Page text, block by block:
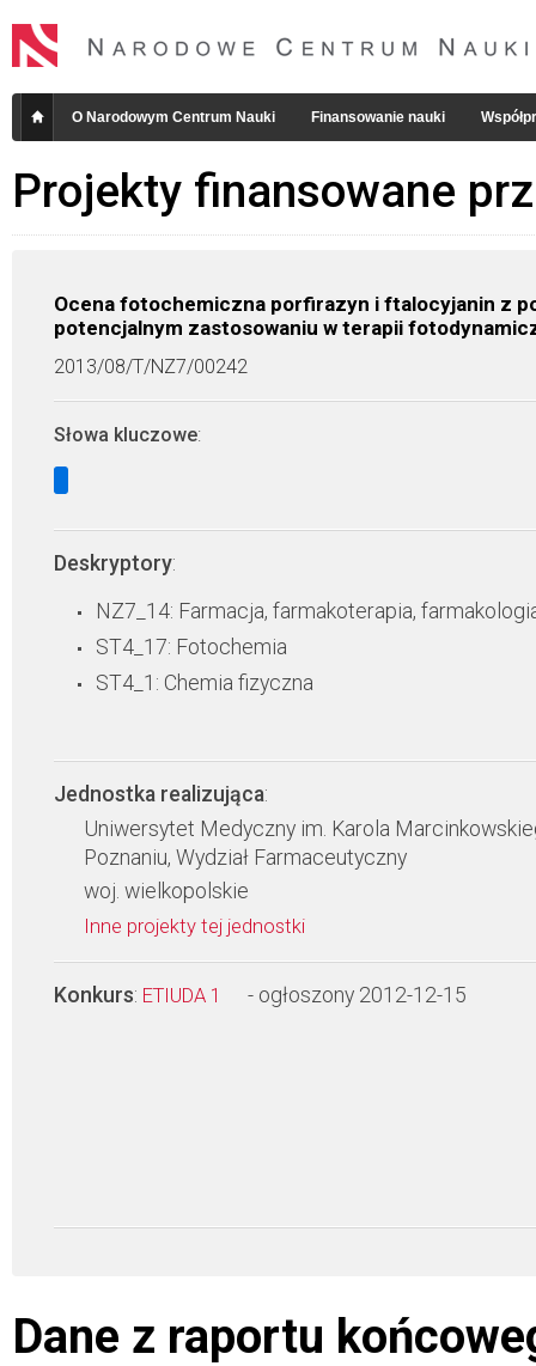
O Narodowym Centrum Nauki Finansowanie nauki
Projekty finansowane
Ocena fotochemiczna porfirazyn i ftalocyjanin z
potencjalnym zastosowaniu w terapii
2013/08/T/NZ7/00242
Słowa kluczowe:
Deskryptory:
NZ7_14: Farmacja, farmakoterapia,
ST4_17: Fotochemia
ST4_1: Chemia fizyczna
Jednostka realizująca:
Uniwersytet Medyczny im. Karola
Poznaniu, Wydział Farmaceutyczny
woj. wielkopolskie
Inne projekty tej jednostki
Konkurs: ETIUDA 1 - ogłoszony 2012-12-15
Dane z raportu